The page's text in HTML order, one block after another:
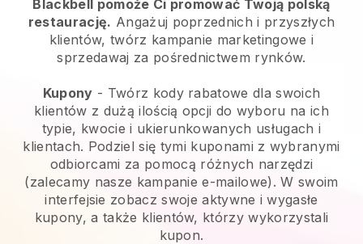
Blackbell pomoże Ci promować Twoją polską
restaurację. Angażuj poprzednich i przyszłych
klientów, twórz kampanie marketingowe i
sprzedawaj za pośrednictwem rynków.
Kupony - Twórz kody rabatowe dla swoich
klientów z dużą ilością opcji do wyboru na ich
typie, kwocie i ukierunkowanych usługach i
klientach. Podziel się tymi kuponami z wybranymi
odbiorcami za pomocą różnych narzędzi
(zalecamy nasze kampanie e-mailowe). W swoim
interfejsie zobacz swoje aktywne i wygasłe
kupony, a także klientów, którzy wykorzystali
kupon.